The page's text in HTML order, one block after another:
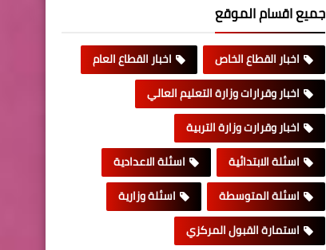
جميع اقسام الموقع
اخبار القطاع الخاص
اخبار القطاع العام
اخبار وقرارات وزارة التعليم العالي
اخبار وقرارت وزارة التربية
اسئلة الابتدائية
اسئلة الاعدادية
اسئلة المتوسطة
اسئلة وزارية
استمارة القبول المركزي